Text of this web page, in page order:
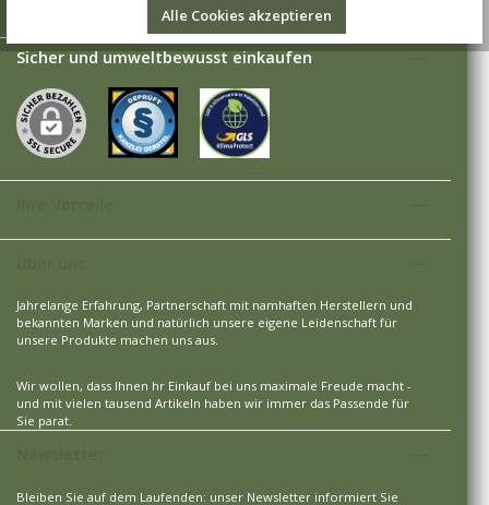
Sicher und umweltbewusst einkaufen
Jahrelange Erfahrung, Partnerschaft mit namhaften Herstellern und
bekannten Marken und natürlich unsere eigene Leidenschaft für
unsere Produkte machen uns aus.
Wir wollen, dass Ihnen hr Einkauf bei uns maximale Freude macht -
und mit vielen tausend Artikeln haben wir immer das Passende für
Sie parat.
Bleiben Sie auf dem Laufenden: unser Newsletter informiert Sie
Alle Cookies akzeptieren